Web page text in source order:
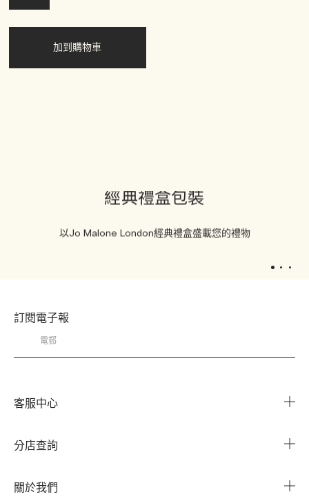
加到購物車
經典禮盒包裝
以Jo Malone London經典禮盒盛載您的禮物
訂閱電子報
客服中心
我的帳戶
分店查詢
關於我們